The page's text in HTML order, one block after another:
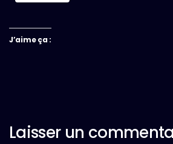
J’aime ça :
Laisser un